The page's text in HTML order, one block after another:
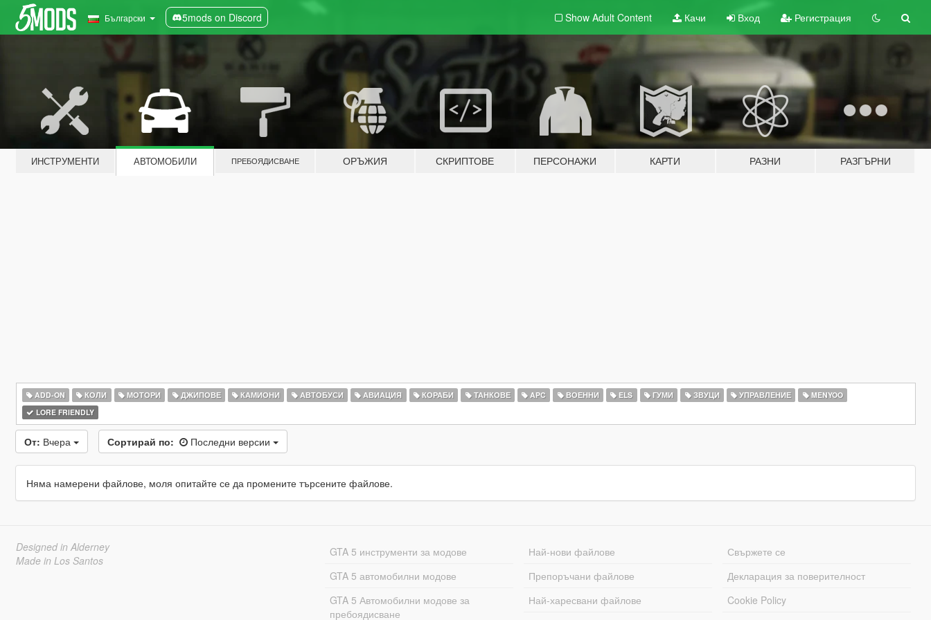
Български 5mods on Discord Show Adult Content Качи Вход Регистрация
ИНСТРУМЕНТИ АВТОМОБИЛИ ПРЕБОЯДИСВАНЕ ОРЪЖИЯ СКРИПТОВЕ ПЕРСОНАЖИ КАРТИ РАЗНИ РАЗГЪРНИ
ADD-ON КОЛИ МОТОРИ ДЖИПОВЕ КАМИОНИ АВТОБУСИ АВИАЦИЯ КОРАБИ ТАНКОВЕ APC ВОЕННИ ELS ГУМИ ЗВУЦИ УПРАВЛЕНИЕ
MENYOO
LORE FRIENDLY
От: Вчера Сортирай по: Последни версии
Няма намерени файлове, моля опитайте се да промените търсените файлове.
Designed in Alderney
Made in Los Santos
GTA 5 инструменти за модове
GTA 5 автомобилни модове
GTA 5 Автомобилни модове за
пребоядисване
Най-нови файлове
Препоръчани файлове
Най-харесвани файлове
Свържете се
Декларация за поверителност
Cookie Policy